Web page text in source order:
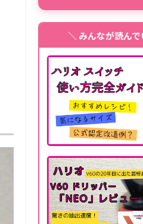
＼ みんなが読ん